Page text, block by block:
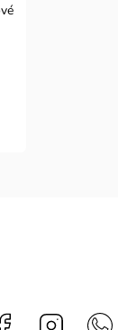
Facebook Instagram